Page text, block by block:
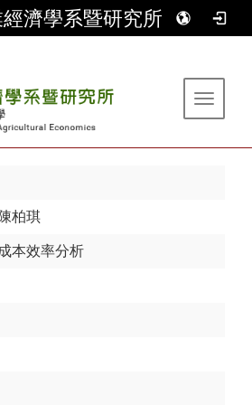
經濟學系暨研究所
Toggle
柏琪
本效率分析